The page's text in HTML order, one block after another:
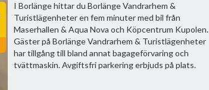
I Borlänge hittar du Borlänge Vandrarhem &
Turistlägenheter en fem minuter med bil från
Maserhallen & Aqua Nova och Köpcentrum Kupolen.
Gäster på Borlänge Vandrarhem & Turistlägenheter
har tillgång till bland annat bagageförvaring och
tvättmaskin. Avgiftsfri parkering erbjuds på plats.